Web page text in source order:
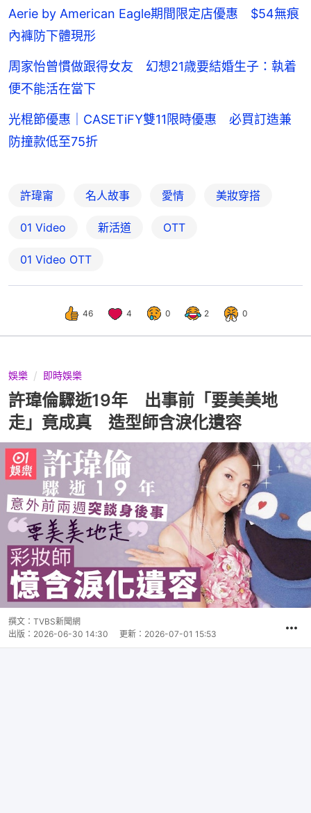
Aerie by American Eagle期間限定店優惠 $54無痕
內褲防下體現形
周家怡曾慣做跟得女友 幻想21歳要結婚生子：執着
便不能活在當下
光棍節優惠｜CASETiFY雙11限時優惠 必買訂造兼
防撞款低至75折
許瑋甯 名人故事 愛情 美妝穿搭
01 Video 新活道 OTT
01‌ ‌Video‌ ‌OTT
46 4 0 2 0
娛樂 即時娛樂
許瑋倫驟逝19年 出事前「要美美地
走」竟成真 造型師含淚化遺容
撰文： TVBS新聞網
出版： 2026-06-30 14:30 更新： 2026-07-01 15:53